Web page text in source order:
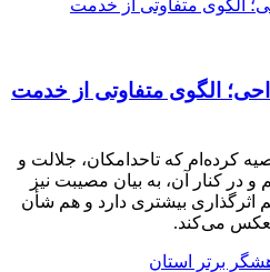
الگوی متفاوتی از خدمت
کرده‌ام که تاحدامکان، جلالت و
در کنار آن، به بیان مصیبت نیز
اثرگذاری بیشتری دارد و هم شأن
می‌کند.